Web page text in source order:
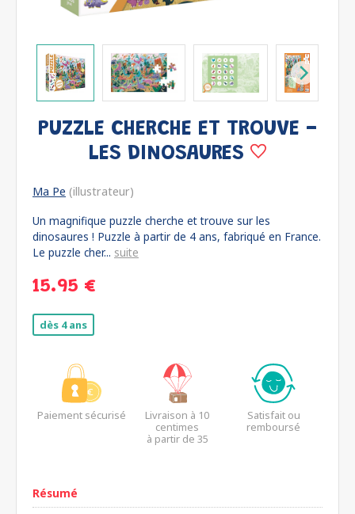
PUZZLE CHERCHE ET TROUVE -
LES DINOSAURES
Ma Pe (illustrateur)
Un magnifique puzzle cherche et trouve sur les
dinosaures ! Puzzle à partir de 4 ans, fabriqué en France.
Le puzzle cher... suite
15.95 €
dès 4 ans
Paiement sécurisé
Livraison à 10
centimes
à partir de 35
Satisfait ou
remboursé
Résumé